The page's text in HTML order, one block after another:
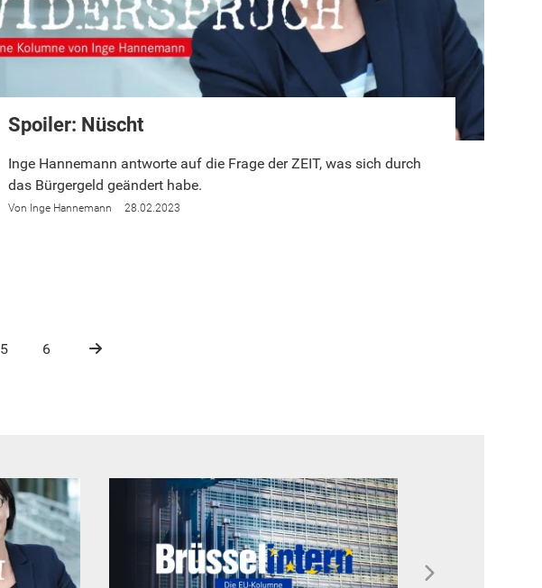
Spoiler: Nüscht
Inge Hannemann antworte auf die Frage der ZEIT, was sich durch
das Bürgergeld geändert habe.
Inge Hannemann 28.02.2023
5 6